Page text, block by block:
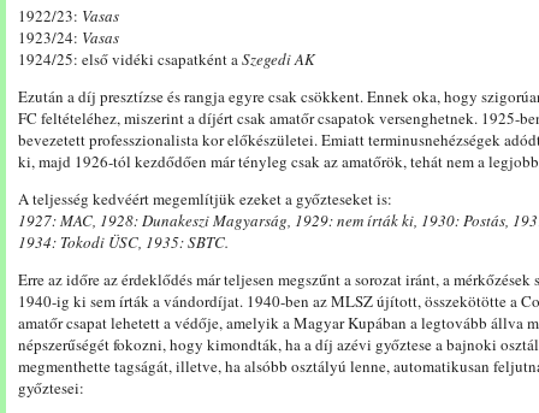
1922/23: Vasas
1923/24: Vasas
1924/25: első vidéki csapatként aSzegedi AK
Ezután a díj presztízse és rangja egyre csak csökkent. Ennek oka, hogy
FC feltételéhez, miszerint a díjért csak amatőr csapatok versenghetnek. 1925-
bevezetett professzionalista kor előkészületei. Emiatt terminusnehézségek
ki, majd 1926-tól kezdődően már tényleg csak az amatőrök, tehát nem a
A teljesség kedvéért megemlítjük ezeket a győzteseket is:
1927: MAC, 1928: Dunakeszi Magyarság, 1929: nem írták ki, 1930: Postás,
1934: Tokodi ÜSC, 1935: SBTC.
Erre az időre az érdeklődés már teljesen megszűnt a sorozat iránt, a
1940-ig ki sem írták a vándordíjat. 1940-ben az MLSZ újított, összekötötte a
amatőr csapat lehetett a védője, amelyik a Magyar Kupában a legtovább állva
népszerűségét fokozni, hogy kimondták, ha a díj azévi győztese a bajnoki
megmenthette tagságát, illetve, ha alsóbb osztályú lenne, automatikusan
győztesei: